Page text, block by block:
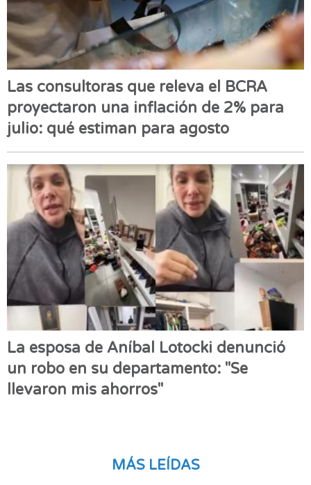
Las consultoras que releva el BCRA
proyectaron una inflación de 2% para
julio: qué estiman para agosto
La esposa de Aníbal Lotocki denunció
un robo en su departamento: "Se
llevaron mis ahorros"
MÁS LEÍDAS